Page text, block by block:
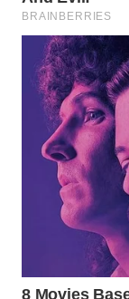
KUNINGAN
WN
MAJALENGKA
WN
SUBANG
WN
SUKABUMI
PURWAKARTA